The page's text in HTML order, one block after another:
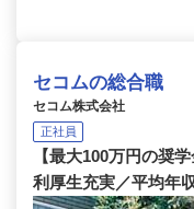
セコムの総合職
セコム株式会社
正社員
【最大100万円の奨
利厚生充実／平均年